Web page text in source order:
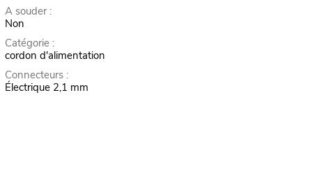
A souder :
Non
Catégorie :
cordon d'alimentation
Connecteurs :
Électrique 2,1 mm